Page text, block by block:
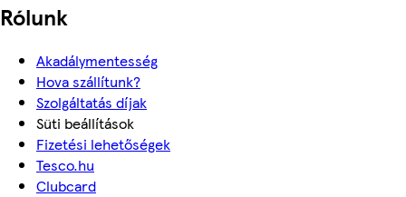
Rólunk
Akadálymentesség
Hova szállítunk?
Szolgáltatás díjak
Süti beállítások
Fizetési lehetőségek
Tesco.hu
Clubcard